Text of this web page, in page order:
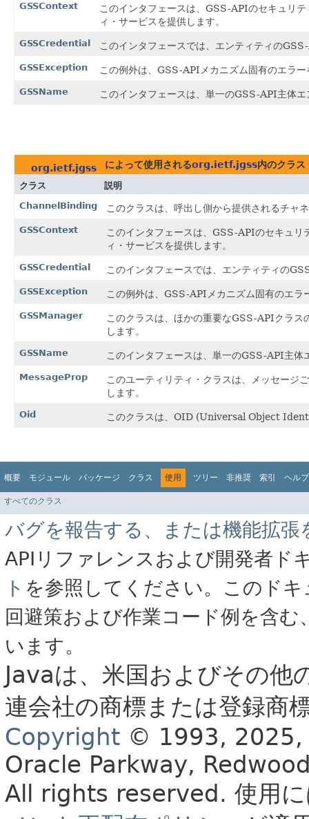
GSSContext
このインタフェースは、GSS-APIのセキュリ
ィ・サービスを提供します。
GSSCredential このインタフェースでは、エンティティの
GSSException この例外は、GSS-APIメカニズム固有のエラ
GSSName このインタフェースは、単一のGSS-API主体
org.ietf.jgss によって使用されるorg.ietf.jgss内のクラス
クラス
説明
ChannelBinding
このクラスは、呼出し側から提供されるチャ
GSSContext
このインタフェースは、GSS-APIのセキュリ
ィ・サービスを提供します。
GSSCredential このインタフェースでは、エンティティの
GSSException この例外は、GSS-APIメカニズム固有のエ
GSSManager
このクラスは、ほかの重要なGSS-APIクラス
します。
GSSName このインタフェースは、単一のGSS-API主体
MessageProp
このユーティリティ・クラスは、メッセージ
します。
Oid このクラスは、OID (Universal Object
概要 モジュール パッケージ クラス 使用 ツリー 非推奨 索引 ヘルプ
すべてのクラス
バグを報告する、または機能拡張
APIリファレンスおよび開発者ド
ト を参照してください。このド
回避策および作業コード例を含
います。
Javaは、米国およびその
連会社の商標または登録商
Copyright © 1993, 2025,
Oracle Parkway,
All rights reserved. 使用